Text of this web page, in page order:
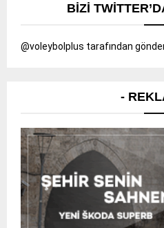
BIZI
@voleybolplus tarafından
-